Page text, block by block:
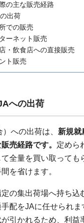
の主な販売経路
出荷
での販売
ーネット販売
・飲食店への直接販売
ト販売
への出荷
への出荷は、 新規就
売経路です。 定めら
全量を買い取っても
を省けます。
の集出荷場へ持ち込
配をJAに任せられま
引かれるため、利益